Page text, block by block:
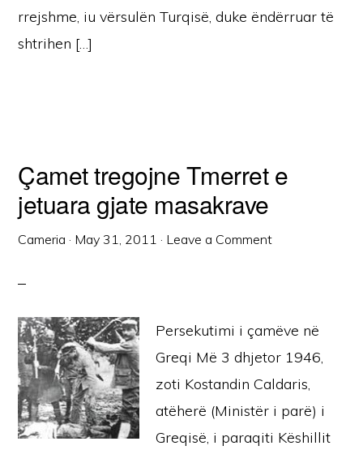
rrejshme, iu vërsulën Turqisë, duke ëndërruar të
shtrihen […]
Çamet tregojne Tmerret e
jetuara gjate masakrave
Cameria · May 31, 2011 · Leave a Comment
Persekutimi i çamëve në
Greqi Më 3 dhjetor 1946,
zoti Kostandin Caldaris,
atëherë (Ministër i parë) i
Greqisë, i paraqiti Këshillit